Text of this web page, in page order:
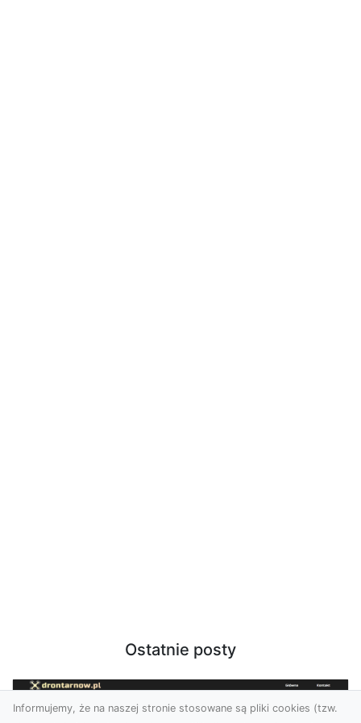
Ostatnie posty
Informujemy, że na naszej stronie stosowane są pliki cookies (tzw.